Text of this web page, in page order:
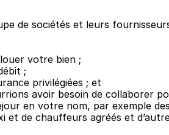
de sociétés et leurs
votre bien ;
;
privilégiées ; et
avoir besoin de collaborer
en votre nom, par exemple
et de chauffeurs agréés et